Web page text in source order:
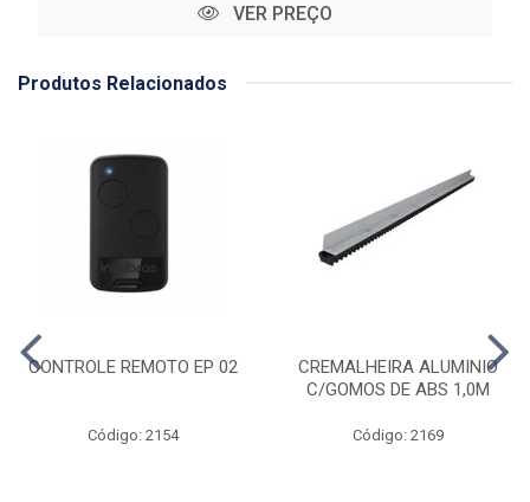
VER PREÇO
Produtos Relacionados
CONTROLE REMOTO EP 02
Código: 2154
CREMALHEIRA ALUMINIO
C/GOMOS DE ABS 1,0M
Código: 2169